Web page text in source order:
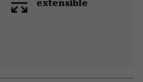
extensible